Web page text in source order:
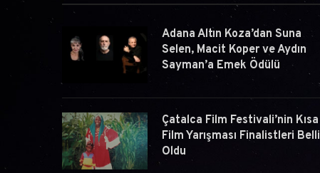
Adana Altın Koza’dan Suna
Selen, Macit Koper ve Aydın
Sayman’a Emek Ödülü
Çatalca Film Festivali’nin Kısa
Film Yarışması Finalistleri Belli
Oldu